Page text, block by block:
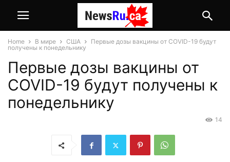
Home В мире США
Первые дозы вакцины от COVID-19 будут
получены к понедельнику
Первые дозы вакцины от
COVID-19 будут получены к
понедельнику
14